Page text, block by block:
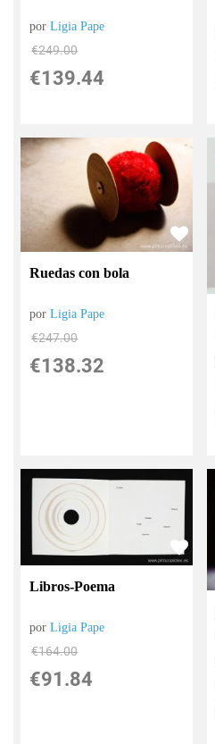
porLigia Pape
€249.00
€139.44
Ruedas con bola
porLigia Pape
€247.00
€138.32
Libros-Poema
porLigia Pape
€164.00
€91.84